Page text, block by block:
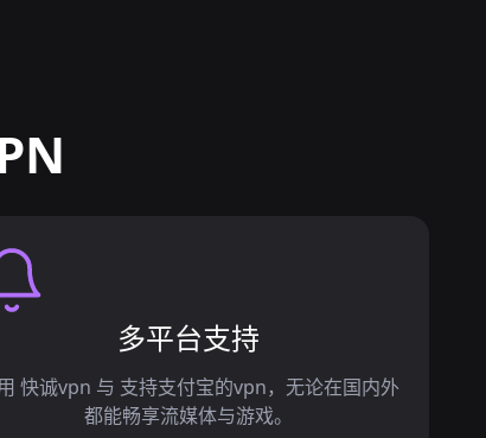
多平台支持
快诚vpn 与 支持支付宝的vpn，无论在国内外
都能畅享流媒体与游戏。